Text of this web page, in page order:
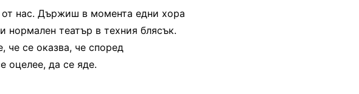
нас. Държиш в момента едни хора
нормален театър в техния блясък.
че се оказва, че според
оцелее, да се яде.